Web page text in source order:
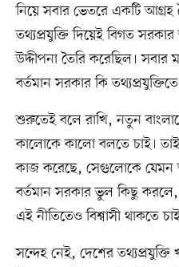
নিয়ে সবার ভেতরে একটি
তথ্যপ্রযুক্তি দিয়েই বিগত
উদ্দীপনা তৈরি করেছিল। সবার
বর্তমান সরকার কি
শুরুতেই বলে রাখি, নতুন
কালোকে কালো বলতে চাই।
কাজ করেছে, সেগুলোকে যেমন
বর্তমান সরকার ভুল কিছু করলে,
এই নীতিতেও বিশ্বাসী থাকতে
সন্দেহ নেই, দেশের